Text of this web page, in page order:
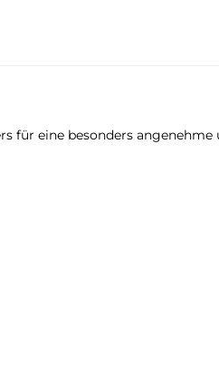
für eine besonders